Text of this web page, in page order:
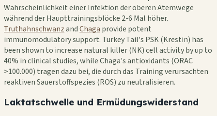
Wahrscheinlichkeit einer Infektion der oberen Atemwege
während der Haupttrainingsblöcke 2-6 Mal höher.
TruthahnschwanzandChaga provide potent
immunomodulatory support. Turkey Tail's PSK (Krestin) has
been shown to increase natural killer (NK) cell activity by up to
40% in clinical studies, while Chaga's antioxidants (ORAC
>100.000) tragen dazu bei, die durch das Training verursachten
reaktiven Sauerstoffspezies (ROS) zu neutralisieren.
Laktatschwelle und Ermüdungswiderstand